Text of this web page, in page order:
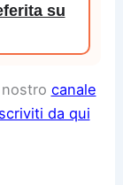
su
canale
da qui